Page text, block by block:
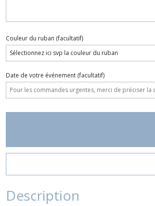
Couleur du ruban (facultatif)
Date de votre événement (facultatif)
Description